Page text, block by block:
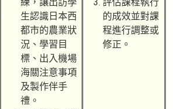
練，讓出訪學
生認識日本西
都市的農業狀
況、學習目
標、出入機場
海關注意事項
及製作伴手
禮。
評估課程執行
的成效並對課
程進行調整或
修正。